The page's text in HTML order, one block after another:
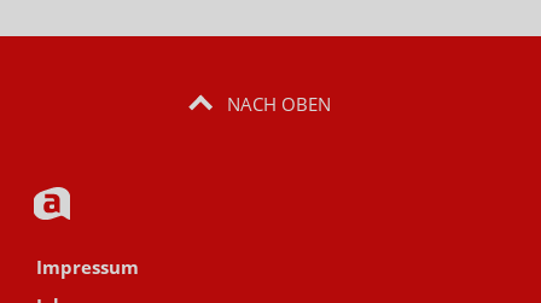
NACH OBEN
Impressum